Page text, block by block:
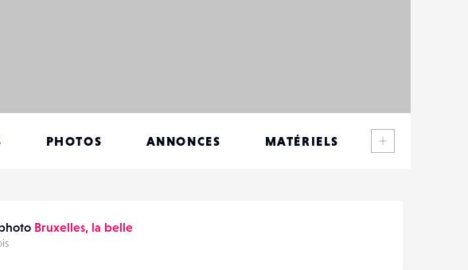
PHOTOS ANNONCES MATÉRIELS
Bruxelles, la belle